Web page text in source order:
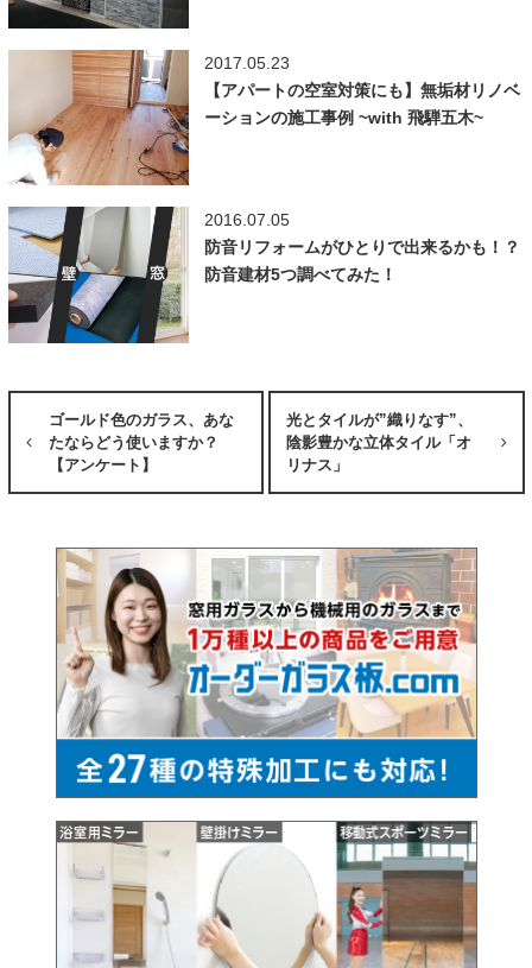
2017.05.23
【アパートの空室対策にも】無垢材リノベ
ーションの施工事例 ~with 飛騨五木~
2016.07.05
防音リフォームがひとりで出来るかも！？
防音建材5つ調べてみた！
ゴールド色のガラス、あな
たならどう使いますか？
【アンケート】
光とタイルが”織りなす”、
陰影豊かな立体タイル「オ
リナス」